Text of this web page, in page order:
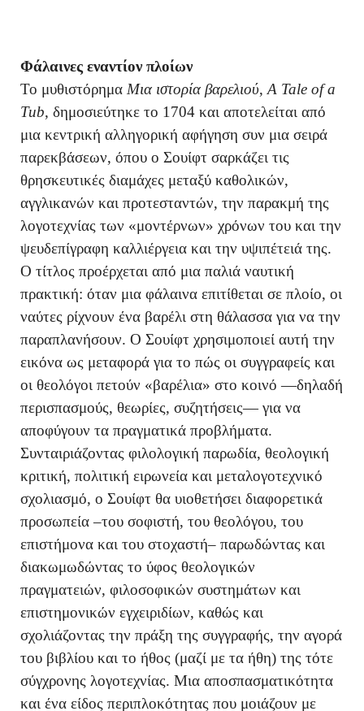
Φάλαινες εναντίον πλοίων
Το μυθιστόρημα Μια ιστορία βαρελιού, A Tale of a
Tub, δημοσιεύτηκε το 1704 και αποτελείται από
μια κεντρική αλληγορική αφήγηση συν μια σειρά
παρεκβάσεων, όπου ο Σουίφτ σαρκάζει τις
θρησκευτικές διαμάχες μεταξύ καθολικών,
αγγλικανών και προτεσταντών, την παρακμή της
λογοτεχνίας των «μοντέρνων» χρόνων του και την
ψευδεπίγραφη καλλιέργεια και την υψιπέτειά της.
Ο τίτλος προέρχεται από μια παλιά ναυτική
πρακτική: όταν μια φάλαινα επιτίθεται σε πλοίο, οι
ναύτες ρίχνουν ένα βαρέλι στη θάλασσα για να την
παραπλανήσουν. Ο Σουίφτ χρησιμοποιεί αυτή την
εικόνα ως μεταφορά για το πώς οι συγγραφείς και
οι θεολόγοι πετούν «βαρέλια» στο κοινό —δηλαδή
περισπασμούς, θεωρίες, συζητήσεις— για να
αποφύγουν τα πραγματικά προβλήματα.
Συνταιριάζοντας φιλολογική παρωδία, θεολογική
κριτική, πολιτική ειρωνεία και μεταλογοτεχνικό
σχολιασμό, ο Σουίφτ θα υιοθετήσει διαφορετικά
προσωπεία –του σοφιστή, του θεολόγου, του
επιστήμονα και του στοχαστή– παρωδώντας και
διακωμωδώντας το ύφος θεολογικών
πραγματειών, φιλοσοφικών συστημάτων και
επιστημονικών εγχειριδίων, καθώς και
σχολιάζοντας την πράξη της συγγραφής, την αγορά
του βιβλίου και το ήθος (μαζί με τα ήθη) της τότε
σύγχρονης λογοτεχνίας. Μια αποσπασματικότητα
και ένα είδος περιπλοκότητας που μοιάζουν με